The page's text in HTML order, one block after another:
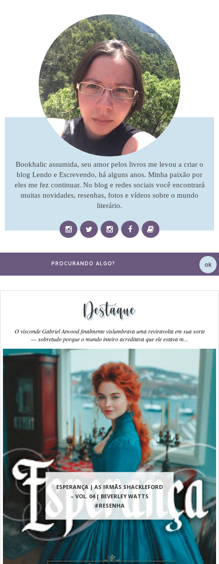
Bookhalic assumida, seu amor pelos livros me levou a criar o
blog Lendo e Escrevendo, há alguns anos. Minha paixão por
eles me fez continuar. No blog e redes sociais você encontrará
muitas novidades, resenhas, fotos e vídeos sobre o mundo
literário.
Destaque
ESPERANÇA | AS IRMÃS SHACKLEFORD
– VOL. 04 | BEVERLEY WATTS
#RESENHA
O visconde Gabriel Atwood finalmente vislumbrava uma reviravolta em sua sorte
― sobretudo porque o mundo inteiro acreditava que ele estava m...